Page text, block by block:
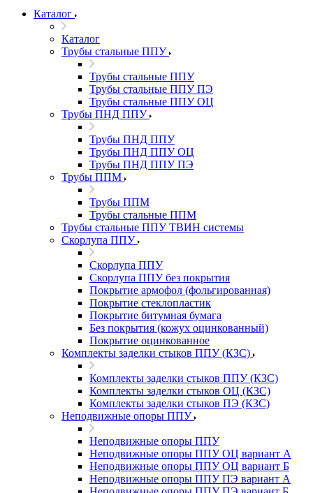
Каталог
Каталог
Трубы стальные ППУ
Трубы стальные ППУ
Трубы стальные ППУ ПЭ
Трубы стальные ППУ ОЦ
Трубы ПНД ППУ
Трубы ПНД ППУ
Трубы ПНД ППУ ОЦ
Трубы ПНД ППУ ПЭ
Трубы ППМ
Трубы ППМ
Трубы стальные ППМ
Трубы стальные ППУ ТВИН системы
Скорлупа ППУ
Скорлупа ППУ
Скорлупа ППУ без покрытия
Покрытие армофол (фольгированная)
Покрытие стеклопластик
Покрытие битумная бумага
Без покрытия (кожух оцинкованный)
Покрытие оцинкованное
Комплекты заделки стыков ППУ (КЗС)
Комплекты заделки стыков ППУ (КЗС)
Комплекты заделки стыков ОЦ (КЗС)
Комплекты заделки стыков ПЭ (КЗС)
Неподвижные опоры ППУ
Неподвижные опоры ППУ
Неподвижные опоры ППУ ОЦ вариант А
Неподвижные опоры ППУ ОЦ вариант Б
Неподвижные опоры ППУ ПЭ вариант А